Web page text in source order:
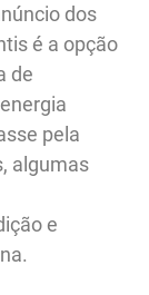
dos
é a opção
de
pela
algumas
e